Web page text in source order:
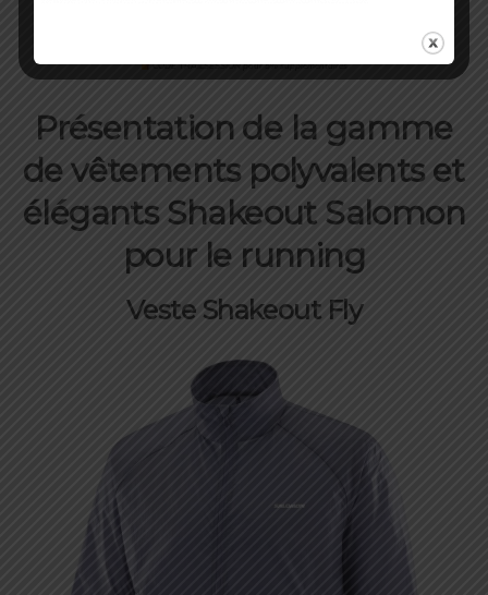
CODE TRAILSESSION pour 5% supplémentaires
Présentation de la gamme
de vêtements polyvalents et
élégants Shakeout Salomon
pour le running
Veste Shakeout Fly